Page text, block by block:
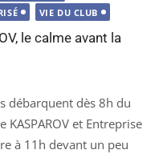
VIE DU CLUB
le calme avant la
débarquent dès 8h du
KASPAROV et Entreprise
à 11h devant un peu